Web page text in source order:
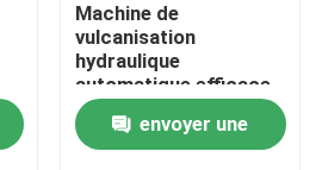
Machine de
vulcanisation
hydraulique
automatique efficace
pour la fabrication de
bouchons en
caoutchouc
envoyer une